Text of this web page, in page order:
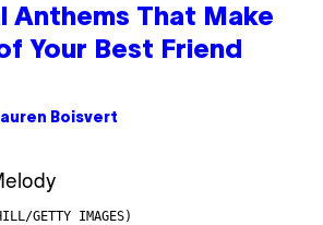
Anthems That Make
Your Best Friend
Boisvert
GETTY IMAGES)